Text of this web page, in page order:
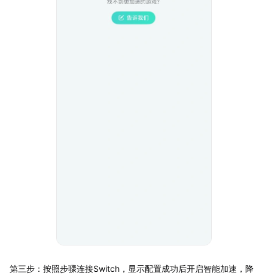
第三步：按照步骤连接Switch，显示配置成功后开启智能加速，降